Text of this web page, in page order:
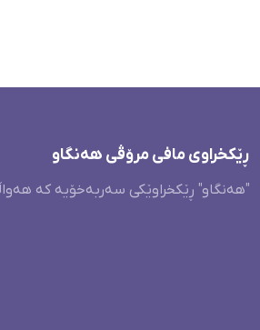
ڕێکخراوی مافی مرۆڤی هەنگاو
"هەنگاو" ڕێکخراوێکی سەربەخۆیە کە